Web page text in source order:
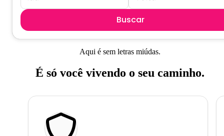
Buscar
Aqui é sem letras miúdas.
É só você vivendo o seu caminho.